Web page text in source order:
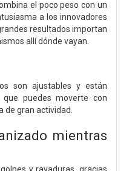
el poco peso con un
a los innovadores
resultados importan
allí dónde vayan.
son ajustables y están
puedes moverte con
gran actividad.
mientras
y rayaduras, gracias